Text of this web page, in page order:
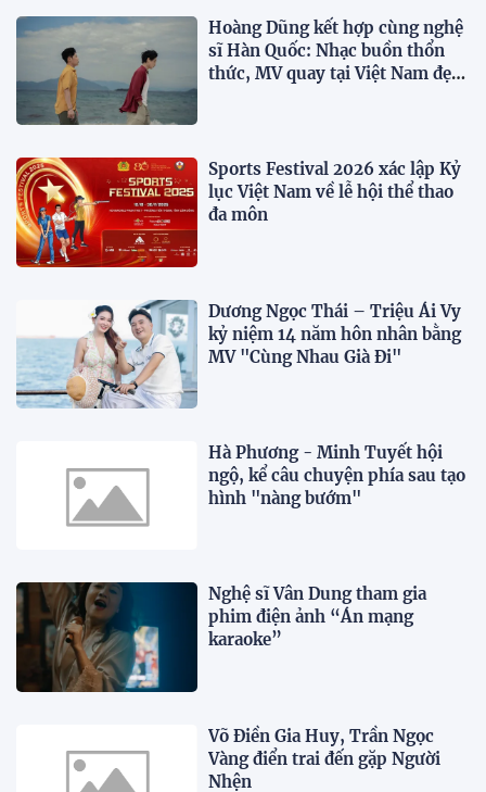
Hoàng Dũng kết hợp cùng nghệ
sĩ Hàn Quốc: Nhạc buồn thổn
thức, MV quay tại Việt Nam đẹp
Sports Festival 2026 xác lập Kỷ
lục Việt Nam về lễ hội thể thao
đa môn
Dương Ngọc Thái – Triệu Ái Vy
kỷ niệm 14 năm hôn nhân bằng
MV "Cùng Nhau Già Đi"
Hà Phương - Minh Tuyết hội
ngộ, kể câu chuyện phía sau tạo
hình "nàng bướm"
Nghệ sĩ Vân Dung tham gia
phim điện ảnh “Án mạng
karaoke”
Võ Điền Gia Huy, Trần Ngọc
Vàng điển trai đến gặp Người
Nhện